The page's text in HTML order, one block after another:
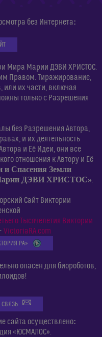
без Интернета:
Мира Марии ДЭВИ ХРИСТОС.
Правом. Тиражирование,
их части, включая
только с Разрешения
без Разрешения Автора,
и их деятельность
и Её Идеи, они все
отношения к Автору и Её
и Спасения Земли
ДЭВИ ХРИСТОС».
Сайт Виктории
Тысячелетия Виктории
VictoriaRA.com
РА»
опасен для биороботов,
СВЯЗЬ
сайта осуществлено:
«ЮСМАЛОС».